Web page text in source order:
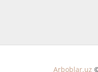
Arboblar.uz